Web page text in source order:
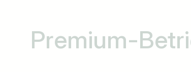
Premium-